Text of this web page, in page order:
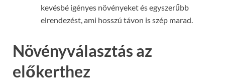
kevésbé igényes növényeket és egyszerűbb
elrendezést, ami hosszú távon is szép marad.
Növényválasztás az
előkerthez